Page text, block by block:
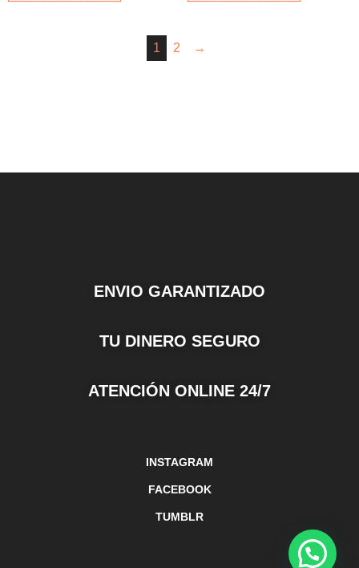
1 2 →
ENVIO GARANTIZADO
TU DINERO SEGURO
ATENCIÓN ONLINE 24/7
INSTAGRAM
FACEBOOK
TUMBLR